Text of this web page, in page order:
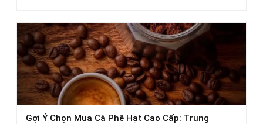
mùi
ô
tô
tốt
nhất:
Lời
Gợi Ý Chọn Mua Cà Phê Hạt Cao Cấp: Trung